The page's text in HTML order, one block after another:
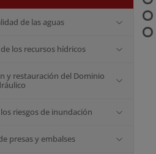
de las aguas
los recursos hídricos
y restauración del Dominio
riesgos de inundación
presas y embalses